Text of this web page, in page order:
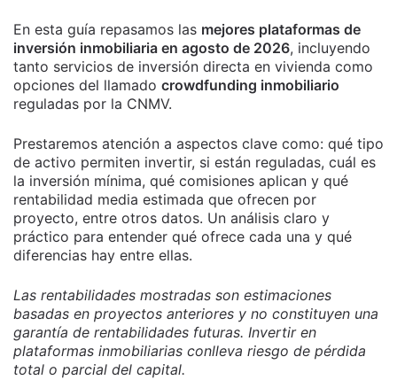
En esta guía repasamos las mejores plataformas de
inversión inmobiliaria en agosto de 2026, incluyendo
tanto servicios de inversión directa en vivienda como
opciones del llamado crowdfunding inmobiliario
reguladas por la CNMV.
Prestaremos atención a aspectos clave como: qué tipo
de activo permiten invertir, si están reguladas, cuál es
la inversión mínima, qué comisiones aplican y qué
rentabilidad media estimada que ofrecen por
proyecto, entre otros datos. Un análisis claro y
práctico para entender qué ofrece cada una y qué
diferencias hay entre ellas.
Las rentabilidades mostradas son estimaciones
basadas en proyectos anteriores y no constituyen una
garantía de rentabilidades futuras. Invertir en
plataformas inmobiliarias conlleva riesgo de pérdida
total o parcial del capital.